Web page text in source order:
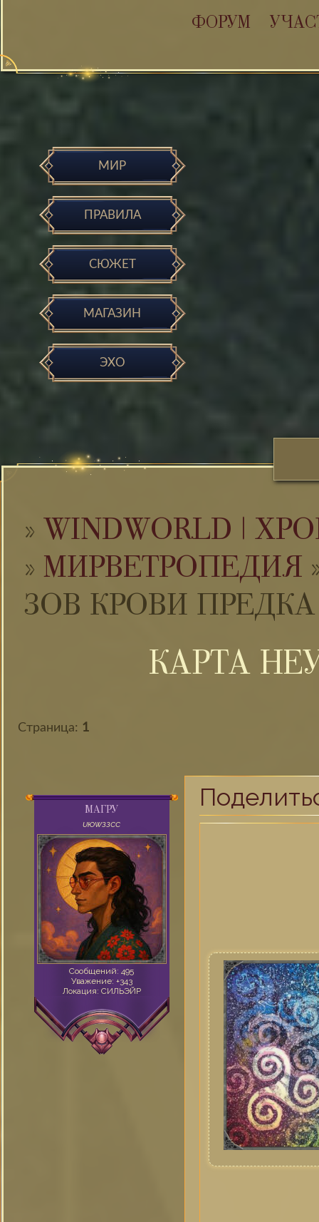
ФОРУМ
МИР
ПРАВИЛА
СЮЖЕТ
МАГАЗИН
ЭХО
» WINDWORLD |
» МИРВЕТРОПЕДИЯ
ЗОВ КРОВИ ПРЕДКА
КАРТА
Страница: 1
МАГРУ
UЮWЗЗСС
Сообщений: 495
Уважение: +343
Локация: СИЛЬЭЙР